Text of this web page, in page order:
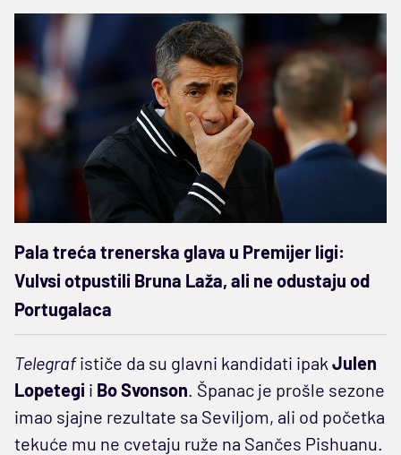
Pala treća trenerska glava u Premijer ligi:
Vulvsi otpustili Bruna Laža, ali ne odustaju od
Portugalaca
Telegrafističe da su glavni kandidati ipak Julen
Lopetegi i BoSvonson. Španac je prošle sezone
imao sjajne rezultate sa Seviljom, ali od početka
tekuće mu ne cvetaju ruže na Sančes Pishuanu.